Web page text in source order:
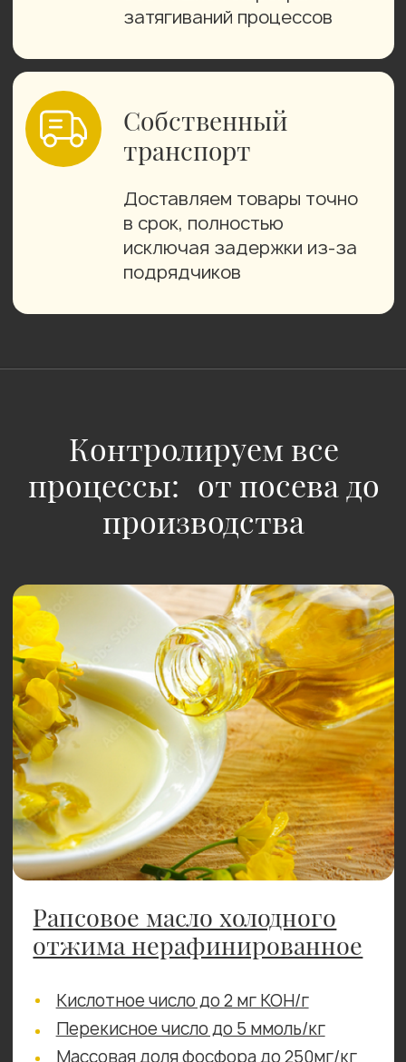
Рапсовый жмых
экструдированный
Технология двойного прессования
с экструзией
Биологическая ценность рапсового
Протеин на а.с.в 37−44%;
Рапсовое масло холодного
Кислотное число до 2 мг КОН/г
Перекисное число до 5 ммоль/кг
Массовая доля фосфора до 250мг/кг
Эруковая кислота до 2%
Кто наши основные
клиенты?
Предлагаем персональные
решения, исходя из отрасли
клиентов, учитываем
особенности вашей работы
Маслоперерабатывающие
Химические производствa
Заводчики КРС
01
02
03